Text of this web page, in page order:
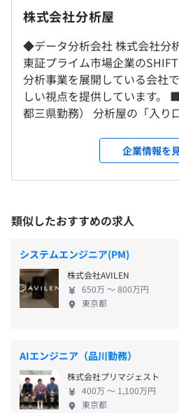
アクセス解析、KPI設定
■消費財メーカーの新商品開発
ールを用いて分析環境を作成、
の可視化・レポーティング（BI
作成等）
■ソーシャルゲームの離脱率改
計、ログデータの加工・集計・
分析、統計解析）および分析結
■データ全体のライフサイクル
SHIFT商流で、大手自動車メーカ
ら、分析支援や業務効率化・DX
いただいております。
ては会社が受験費用を支給してい
その他データ分析に関する研修
基本的に東京都23区（新宿・渋
橋など）を中心としたプロジェ
※一部、都内近郊・神奈川（横
クト先に常駐いただく場合もご
■リモートワークについて
新型コロナウイルス感染拡⼤防
ジェクトによっては、本社やお
もございます。詳細な就業場所
いたします。
就業場所の変更範囲
本社所在地、顧客先または顧客指
＜変更範囲＞
会社の定める場所
〈本社〉
※プロジェクト先によって異な
休憩時間：休憩60分 ※昼食時間
の自主性に任せています
平均残業時間：15時間（年間平
■年末年始休暇
■慶弔休暇
■産前・産後休暇（女性100%
ては100%実績）
■育児休暇
■通勤手当（※実費／月上限3万
■時間外勤務手当（※固定残業な
株式会社分析屋
◆データ分析会社 株式会社分
東証プライム市場企業の
分析事業を展開している会社
しい視点を提供しています。 ■データ利活用部（一
都三県勤務） 分析屋の「入り
き、IT未経験からでもキャリ
実務を経験し、分析領域への
です。 ■AIビジネス部（一都三県勤務） 最先端のAI
SQL＋Pythonを活かし、機械
た提案・実装を行い、顧客の
ます。高度な分析スキルとビ
次世代リーダー人材へ成長できます。
都三県勤務） データアナリス
いて分析・レポーティング・
現場のデータを深掘りし、ビ
プロへ成長可能です。 ■基盤運用構築部（一都三県
勤務） データ基盤の設計・構
模データ活用を支える部門。
活かし、安定した分析環境を
企業情報を
類似したおすすめの求人
システムエンジニア(PM)
株式会社AVILEN
650万 〜 800万円
東京都
AIエンジニア（品川勤務）
株式会社プリマジェスト
400万 〜 1,100万円
東京都